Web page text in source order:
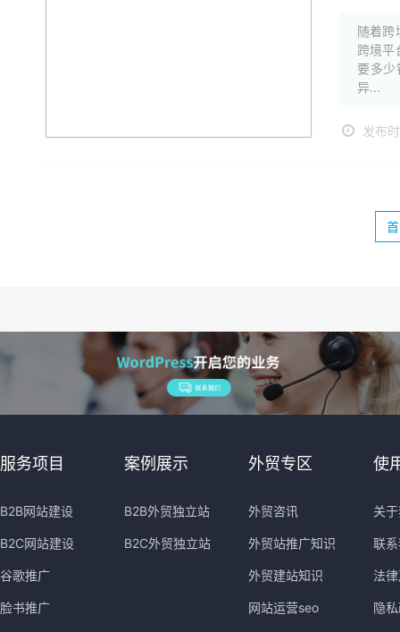
随着跨
跨境平
要多少
异...
发布
服务项目
B2B网站建设
B2C网站建设
谷歌推广
脸书推广
案例展示
B2B外贸独立站
B2C外贸独立站
外贸专区
外贸咨讯
外贸站推广知识
外贸建站知识
网站运营seo
使
关
联
法
隐